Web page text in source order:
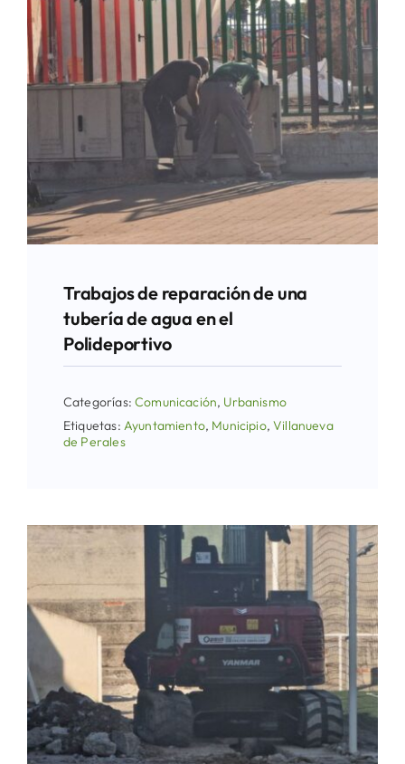
Trabajos de reparación de una
tubería de agua en el
Polideportivo
Categorías:Comunicación, Urbanismo
Etiquetas: Ayuntamiento, Municipio,Villanueva
de Perales